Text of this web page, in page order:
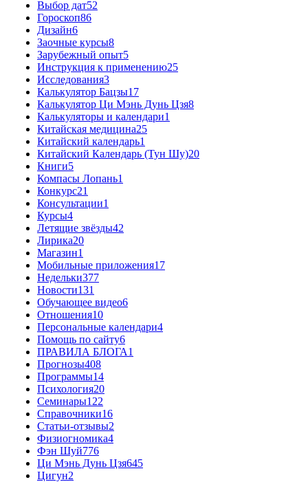
Выбор дат52
Гороскоп86
Дизайн6
Заочные курсы8
Зарубежный опыт5
Инструкция к применению25
Исследования3
Калькулятор Бацзы17
Калькулятор Ци Мэнь Дунь Цзя8
Калькуляторы и календари1
Китайская медицина25
Китайский календарь1
Китайский Календарь (Тун Шу)20
Книги5
Компасы Лопань1
Конкурс21
Консультации1
Курсы4
Летящие звёзды42
Лирика20
Магазин1
Мобильные приложения17
Недельки377
Новости131
Обучающее видео6
Отношения10
Персональные календари4
Помощь по сайту6
ПРАВИЛА БЛОГА1
Прогнозы408
Программы14
Психология20
Семинары122
Справочники16
Статьи-отзывы2
Физиогномика4
Фэн Шуй776
Ци Мэнь Дунь Цзя645
Цигун2